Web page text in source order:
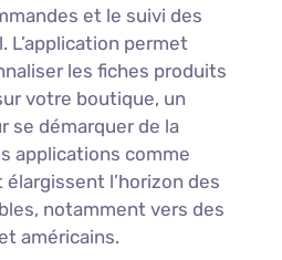
et le suivi des
L’application permet
les fiches produits
votre boutique, un
se démarquer de la
applications comme
l’horizon des
notamment vers des
américains.